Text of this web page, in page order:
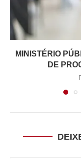
MINISTÉRIO
DE